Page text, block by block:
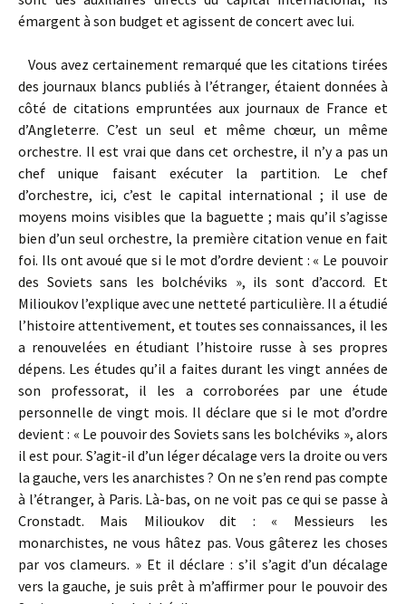
émargent à son budget et agissent de concert avec lui.
Vous avez certainement remarqué que les citations tirées
des journaux blancs publiés à l’étranger, étaient données à
côté de citations empruntées aux journaux de France et
d’Angleterre. C’est un seul et même chœur, un même
orchestre. Il est vrai que dans cet orchestre, il n’y a pas un
chef unique faisant exécuter la partition. Le chef
d’orchestre, ici, c’est le capital international ; il use de
moyens moins visibles que la baguette ; mais qu’il s’agisse
bien d’un seul orchestre, la première citation venue en fait
foi. Ils ont avoué que si le mot d’ordre devient : « Le pouvoir
des Soviets sans les bolchéviks », ils sont d’accord. Et
Milioukov l’explique avec une netteté particulière. Il a étudié
l’histoire attentivement, et toutes ses connaissances, il les
a renouvelées en étudiant l’histoire russe à ses propres
dépens. Les études qu’il a faites durant les vingt années de
son professorat, il les a corroborées par une étude
personnelle de vingt mois. Il déclare que si le mot d’ordre
devient : « Le pouvoir des Soviets sans les bolchéviks », alors
il est pour. S’agit-il d’un léger décalage vers la droite ou vers
la gauche, vers les anarchistes ? On ne s’en rend pas compte
à l’étranger, à Paris. Là-bas, on ne voit pas ce qui se passe à
Cronstadt. Mais Milioukov dit : « Messieurs les
monarchistes, ne vous hâtez pas. Vous gâterez les choses
par vos clameurs. » Et il déclare : s’il s’agit d’un décalage
vers la gauche, je suis prêt à m’affirmer pour le pouvoir des